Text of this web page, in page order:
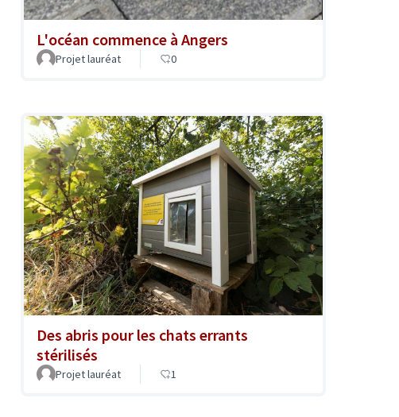
L'océan commence à Angers
Projet lauréat 0
Des abris pour les chats errants
stérilisés
Projet lauréat 1